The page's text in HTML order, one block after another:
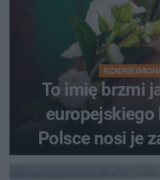
RZADKIE
To imię brzmi
europejskiego
Polsce nosi je